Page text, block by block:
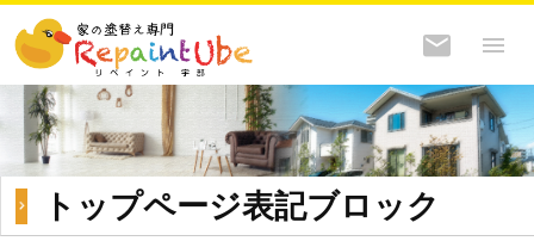
トップページ表記ブロック